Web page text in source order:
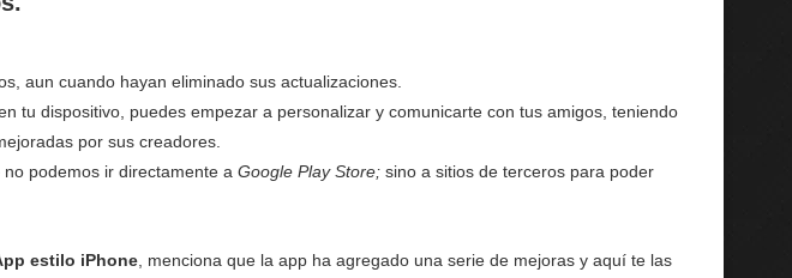
aun cuando hayan eliminado sus actualizaciones.
tu dispositivo, puedes empezar a personalizar y comunicarte con tus amigos, teniendo
por sus creadores.
no podemos ir directamente a Google Play Store; sino a sitios de terceros para poder
estilo iPhone , menciona que la app ha agregado una serie de mejoras y aquí te las